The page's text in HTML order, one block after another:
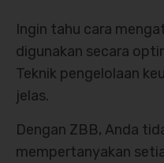
Ingin tahu cara
digunakan secara
Teknik pengelolaan
jelas.
Dengan ZBB, Anda
mempertanyakan